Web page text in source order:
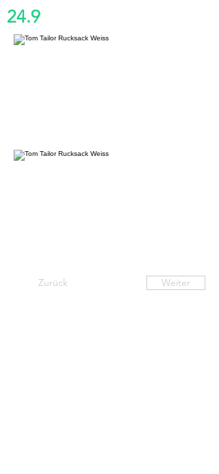
24.9
Zurück Weiter